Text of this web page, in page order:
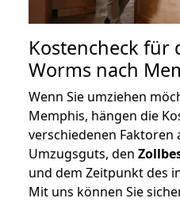
Kostencheck für
Worms nach
Wenn Sie umziehen
Memphis, hängen die
verschiedenen Faktoren
Umzugsguts, den
und dem Zeitpunkt des
Mit uns können Sie